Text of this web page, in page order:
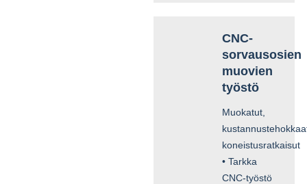
CNC-
sorvausosien
muovien
työstö
Muokatut,
koneistusratkaisut
• Tarkka
CNC-työstö